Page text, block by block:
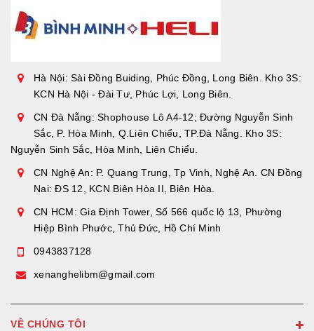
Hà Nội: Sài Đồng Buiding, Phúc Đồng, Long Biên. Kho 3S:
KCN Hà Nội - Đài Tư, Phúc Lợi, Long Biên.
CN Đà Nẵng: Shophouse Lô A4-12; Đường Nguyễn Sinh
Sắc, P. Hòa Minh, Q.Liên Chiểu, TP.Đà Nẵng. Kho 3S:
Nguyễn Sinh Sắc, Hòa Minh, Liên Chiểu.
CN Nghệ An: P. Quang Trung, Tp Vinh, Nghệ An. CN Đồng
Nai: ĐS 12, KCN Biên Hòa II, Biên Hòa.
CN HCM: Gia Định Tower, Số 566 quốc lộ 13, Phường
Hiệp Bình Phước, Thủ Đức, Hồ Chí Minh
0943837128
xenanghelibm@gmail.com
VỀ CHÚNG TÔI